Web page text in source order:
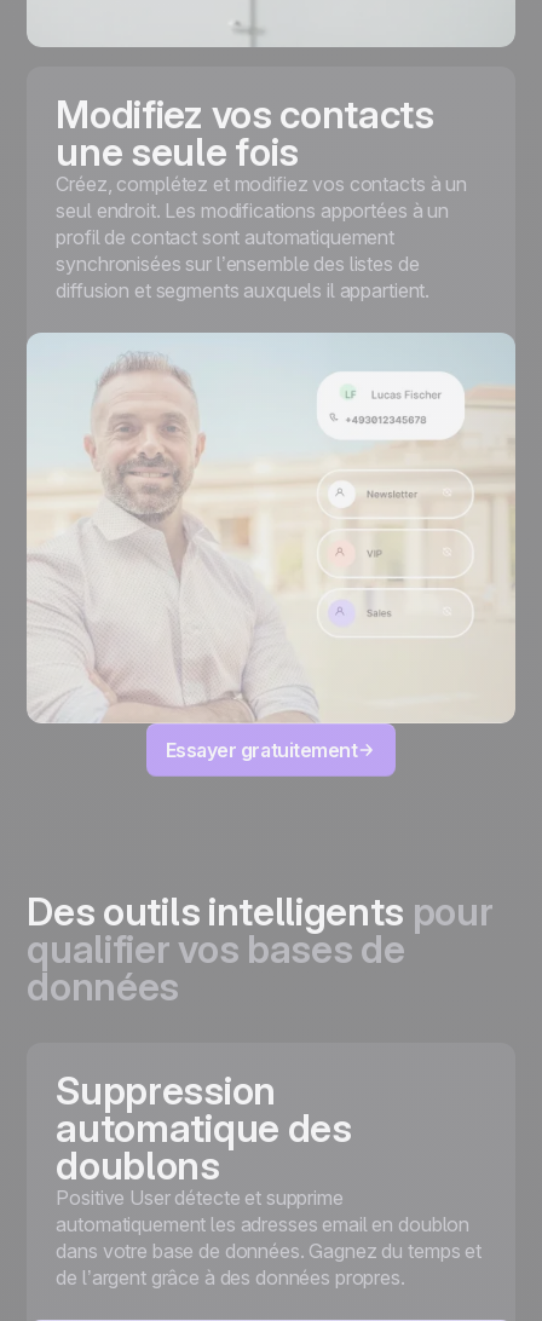
Modifiez vos contacts
une seule fois
Créez, complétez et modifiez vos contacts à un
seul endroit. Les modifications apportées à un
profil de contact sont automatiquement
synchronisées sur l’ensemble des listes de
diffusion et segments auxquels il appartient.
Essayer gratuitement
Des outils intelligents pour
qualifier vos bases de
données
Suppression
automatique des
doublons
Positive User détecte et supprime
automatiquement les adresses email en doublon
dans votre base de données. Gagnez du temps et
de l’argent grâce à des données propres.